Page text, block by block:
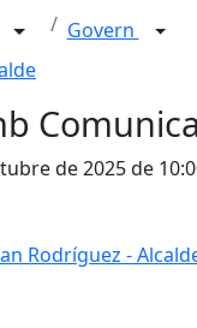
Govern
de 2025 de
Rodríguez -